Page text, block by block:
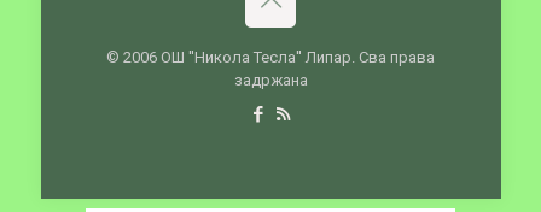
© 2006 ОШ ''Никола Тесла'' Липар. Сва права
задржана